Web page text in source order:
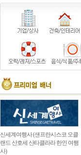
신세계여행사 (샌프란시스코 오클
랜드 산호세 산타클라라 한인 여행
사)